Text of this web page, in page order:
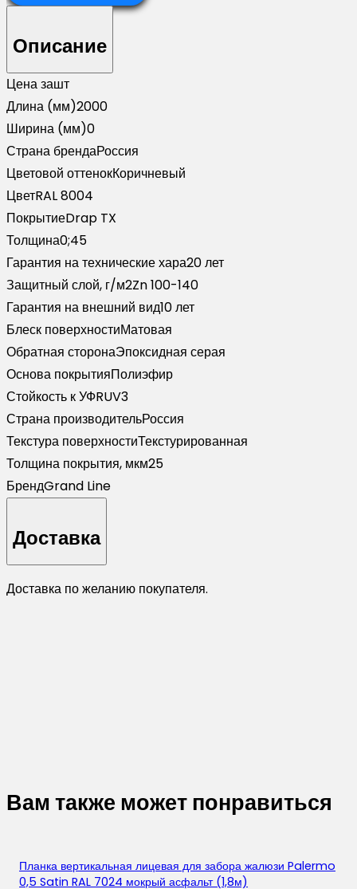
опорная
внутренняя
для
забора
жалюзи
Palermo
0,45
Drap
TX
RAL
8004
терракота
(2м)
Описание
Цена зашт
Длина (мм)2000
Ширина (мм)0
Страна брендаРоссия
Цветовой оттенокКоричневый
ЦветRAL 8004
ПокрытиеDrap TX
Толщина0;45
Гарантия на технические хара20 лет
Защитный слой, г/м2Zn 100-140
Гарантия на внешний вид10 лет
Блеск поверхностиМатовая
Обратная сторонаЭпоксидная серая
Основа покрытияПолиэфир
Стойкость к УФRUV3
Страна производительРоссия
Текстура поверхностиТекстурированная
Толщина покрытия, мкм25
БрендGrand Line
Доставка
Доставка по желанию покупателя.
Вам также может понравиться
Планка вертикальная лицевая для забора жалюзи Palermo
0,5 Satin RAL 7024 мокрый асфальт (1,8м)